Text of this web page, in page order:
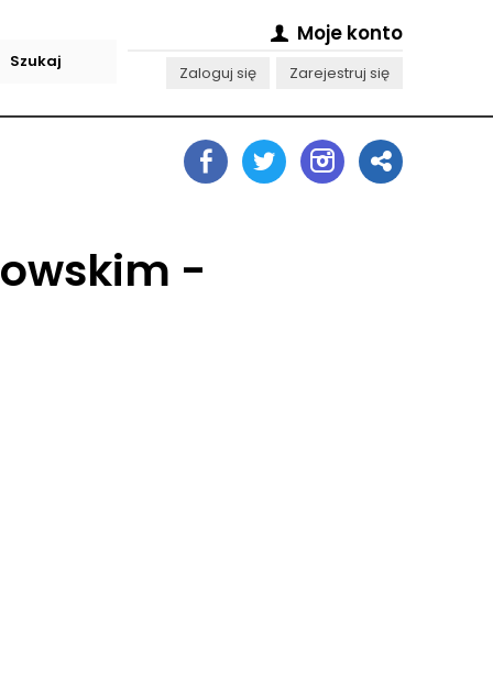
Moje konto
Zaloguj się Zarejestruj się
-